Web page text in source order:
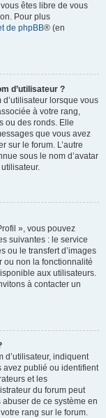
êtes libre de vous
Pour plus
de phpBB® (en
d’utilisateur ?
lorsque vous
à votre rang,
ou des ronds. Elle
que vous avez
sur le forum. L’autre
sous le nom d’avatar
», vous pouvez
suivantes : le service
ou le transfert d’images
ou non la fonctionnalité
aux utilisateurs.
à contacter un
d’utilisateur, indiquent
avez publié ou identifient
et les
du forum peut
de ce système en
rang sur le forum.